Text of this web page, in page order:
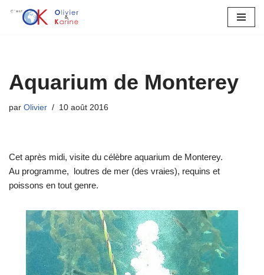
Aquarium de Monterey
par Olivier 10 août 2016
Cet après midi, visite du célèbre aquarium de Monterey.
Au programme, loutres de mer (des vraies), requins et
poissons en tout genre.